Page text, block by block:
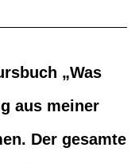
„Was
aus meiner
Der gesamte